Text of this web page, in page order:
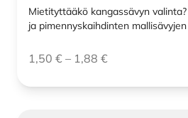
Mietityttääkö kangassävyn
ja pimennyskaihdinten
1,50 € – 1,88 €